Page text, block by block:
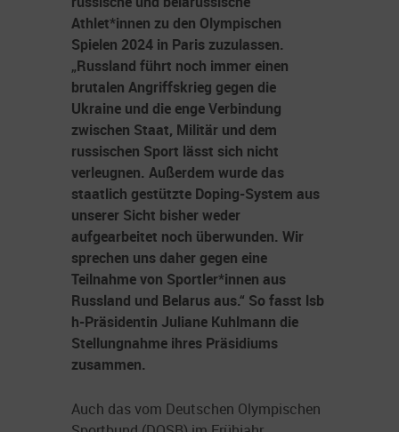
Athlet*innen zu den Olympischen
Spielen 2024 in Paris zuzulassen.
„Russland führt noch immer einen
brutalen Angriffskrieg gegen die
Ukraine und die enge Verbindung
zwischen Staat, Militär und dem
russischen Sport lässt sich nicht
verleugnen. Außerdem wurde das
staatlich gestützte Doping-System aus
unserer Sicht bisher weder
aufgearbeitet noch überwunden. Wir
sprechen uns daher gegen eine
Teilnahme von Sportler*innen aus
Russland und Belarus aus.“ So fasst lsb
h-Präsidentin Juliane Kuhlmann die
Stellungnahme ihres Präsidiums
zusammen.
Auch das vom Deutschen Olympischen